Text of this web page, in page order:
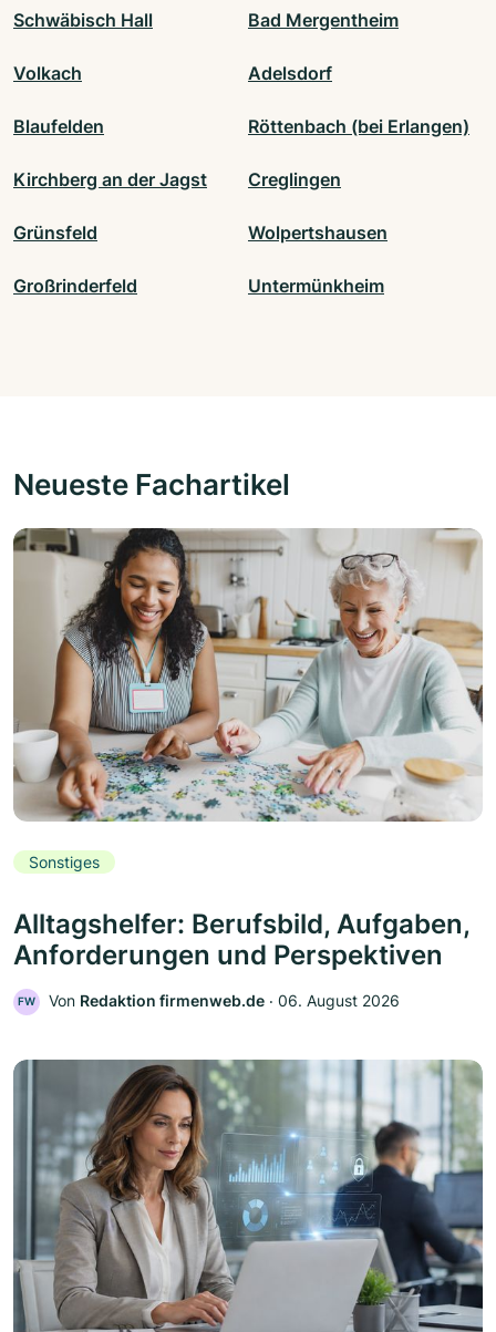
Schwäbisch Hall Bad Mergentheim
Volkach Adelsdorf
Blaufelden Röttenbach (bei Erlangen)
Kirchberg an der Jagst Creglingen
Grünsfeld Wolpertshausen
Großrinderfeld Untermünkheim
Neueste Fachartikel
Sonstiges
Alltagshelfer: Berufsbild, Aufgaben,
Anforderungen und Perspektiven
FW Von Redaktion firmenweb.de ‧ 06. August 2026